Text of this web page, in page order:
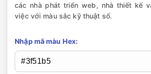
các nhà phát triển web, nhà thiết kế
việc với màu sắc kỹ thuật số.
Nhập mã màu Hex: